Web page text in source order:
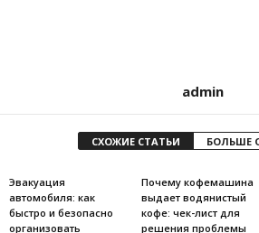
admin
СХОЖИЕ СТАТЬИ БОЛЬШЕ
Эвакуация
автомобиля: как
быстро и безопасно
организовать
Почему кофемашина
выдает водянистый
кофе: чек-лист для
решения проблемы